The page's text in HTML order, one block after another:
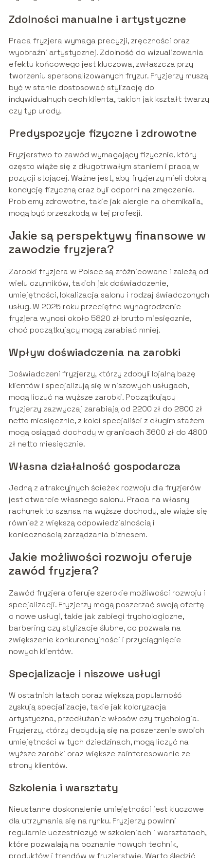
Zdolności manualne i artystyczne
Praca fryzjera wymaga precyzji, zręczności oraz
wyobraźni artystycznej. Zdolność do wizualizowania
efektu końcowego jest kluczowa, zwłaszcza przy
tworzeniu spersonalizowanych fryzur. Fryzjerzy muszą
być w stanie dostosować stylizację do
indywidualnych cech klienta, takich jak kształt twarzy
czy typ urody.
Predyspozycje fizyczne i zdrowotne
Fryzjerstwo to zawód wymagający fizycznie, który
często wiąże się z długotrwałym staniem i pracą w
pozycji stojącej. Ważne jest, aby fryzjerzy mieli dobrą
kondycję fizyczną oraz byli odporni na zmęczenie.
Problemy zdrowotne, takie jak alergie na chemikalia,
mogą być przeszkodą w tej profesji.
Jakie są perspektywy finansowe w
zawodzie fryzjera?
Zarobki fryzjera w Polsce są zróżnicowane i zależą od
wielu czynników, takich jak doświadczenie,
umiejętności, lokalizacja salonu i rodzaj świadczonych
usług. W 2025 roku przeciętne wynagrodzenie
fryzjera wynosi około 5820 zł brutto miesięcznie,
choć początkujący mogą zarabiać mniej.
Wpływ doświadczenia na zarobki
Doświadczeni fryzjerzy, którzy zdobyli lojalną bazę
klientów i specjalizują się w niszowych usługach,
mogą liczyć na wyższe zarobki. Początkujący
fryzjerzy zazwyczaj zarabiają od 2200 zł do 2800 zł
netto miesięcznie, z kolei specjaliści z długim stażem
mogą osiągać dochody w granicach 3600 zł do 4800
zł netto miesięcznie.
Własna działalność gospodarcza
Jedną z atrakcyjnych ścieżek rozwoju dla fryzjerów
jest otwarcie własnego salonu. Praca na własny
rachunek to szansa na wyższe dochody, ale wiąże się
również z większą odpowiedzialnością i
koniecznością zarządzania biznesem.
Jakie możliwości rozwoju oferuje
zawód fryzjera?
Zawód fryzjera oferuje szerokie możliwości rozwoju i
specjalizacji. Fryzjerzy mogą poszerzać swoją ofertę
o nowe usługi, takie jak zabiegi trychologiczne,
barbering czy stylizacje ślubne, co pozwala na
zwiększenie konkurencyjności i przyciągnięcie
nowych klientów.
Specjalizacje i niszowe usługi
W ostatnich latach coraz większą popularność
zyskują specjalizacje, takie jak koloryzacja
artystyczna, przedłużanie włosów czy trychologia.
Fryzjerzy, którzy decydują się na poszerzenie swoich
umiejętności w tych dziedzinach, mogą liczyć na
wyższe zarobki oraz większe zainteresowanie ze
strony klientów.
Szkolenia i warsztaty
Nieustanne doskonalenie umiejętności jest kluczowe
dla utrzymania się na rynku. Fryzjerzy powinni
regularnie uczestniczyć w szkoleniach i warsztatach,
które pozwalają na poznanie nowych technik,
produktów i trendów w fryzjerstwie. Warto śledzić